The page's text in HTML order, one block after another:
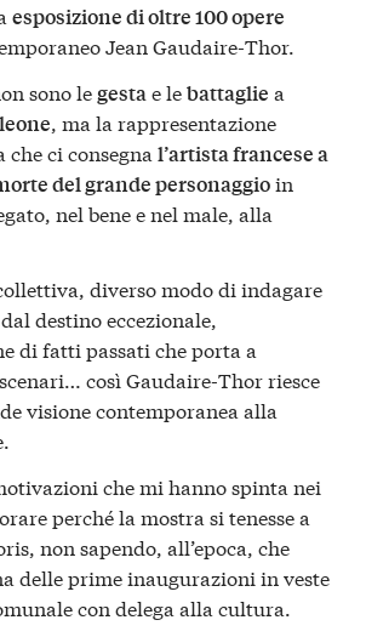
esposizione di oltre 100 opere
Jean Gaudaire-Thor.
sono legesta e lebattaglie a
, ma la rappresentazione
ci consegna l’artista francese a
del grande personaggioin
nel bene e nel male, alla
diverso modo di indagare
destino eccezionale,
di fatti passati che porta a
così Gaudaire-Thor riesce
visione contemporanea alla
che mi hanno spinta nei
perché la mostra si tenesse a
non sapendo, all’epoca, che
delle prime inaugurazioni in veste
con delega alla cultura.